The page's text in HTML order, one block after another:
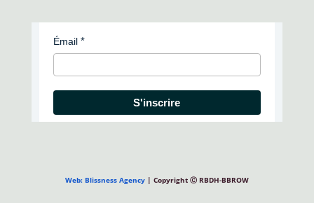
Émail
S'inscrire
Web: Blissness Agency| Copyright Ⓒ RBDH-BBROW